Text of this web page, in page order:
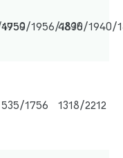
4950/1956/18364890/1940/
535/1756 1318/2212